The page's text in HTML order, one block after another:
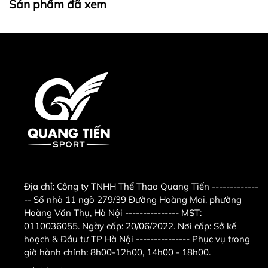
dễ dàng điều chỉnh các chế độ sưởi từ khoảng cách
giấc ngủ
Saiko CH-2010R không phát ra ánh sáng hay tiếng
ồn khi hoạt động, giữ cho không gian yên tĩnh, lý
tưởng để sử dụng trong phòng ngủ hoặc phòng làm
việc.
Vì sao nên chọn máy sưởi
gốm Saiko CH-2010R?
Với những tính năng hiện đại, máy sưởi gốm Saiko
Sản phẩm đã xem
Địa chỉ: Công ty TNHH Thể Thao Quang Tiến -------------
-- Số nhà 11 ngõ 279/39 Đường Hoàng Mai, phường
Hoàng Văn Thụ, Hà Nội --------------- MST:
0110036055. Ngày cấp: 20/06/2022. Nơi cấp: Sở kế
hoạch & Đầu tư TP Hà Nội --------------- Phục vụ trong
giờ hành chính: 8h00-12h00, 14h00 - 18h00.